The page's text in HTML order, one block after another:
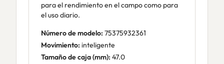
para el rendimiento en el campo como para
el uso diario.
Número de modelo: 75375932361
Movimiento: inteligente
Tamaño de caja (mm): 47.0